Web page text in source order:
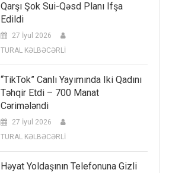
Qarşı Şok Sui-Qəsd Planı Ifşa
Edildi
27 İyul 2026
TURAL KƏLBƏCƏRLİ
“TikTok” Canlı Yayımında Iki Qadını
Təhqir Etdi – 700 Manat
Cərimələndi
27 İyul 2026
TURAL KƏLBƏCƏRLİ
Həyat Yoldaşının Telefonuna Gizli